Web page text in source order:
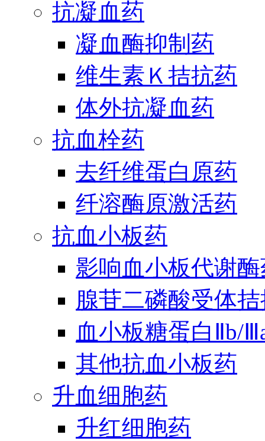
抗凝血药
凝血酶抑制药
维生素Ｋ拮抗药
体外抗凝血药
抗血栓药
去纤维蛋白原药
纤溶酶原激活药
抗血小板药
影响血小板代谢
腺苷二磷酸受体
血小板糖蛋白Ⅱb/
其他抗血小板药
升血细胞药
升红细胞药